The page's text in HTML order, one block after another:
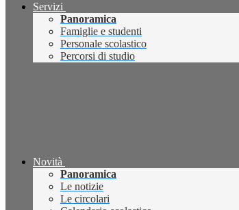
Servizi
Panoramica
Famiglie e studenti
Personale scolastico
Percorsi di studio
Novità
Panoramica
Le notizie
Le circolari